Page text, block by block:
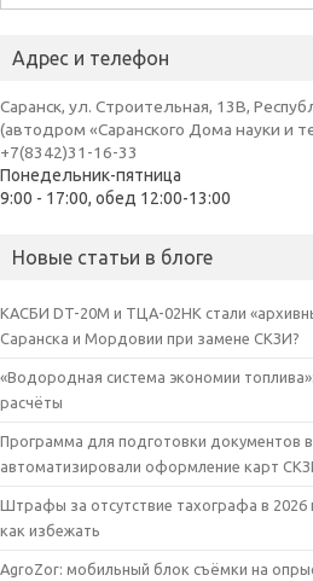
Адрес и телефон
Саранск, ул. Строительная, 13В,
(автодром «Саранского Дома науки и
+7(8342)31-16-33
Понедельник-пятница
9:00 - 17:00, обед 12:00-13:00
Новые статьи в блоге
КАСБИ DT-20M и ТЦА-02НК стали
Саранска и Мордовии при замене СКЗИ?
«Водородная система экономии
расчёты
Программа для подготовки документов
автоматизировали оформление карт
Штрафы за отсутствие тахографа в 2026
как избежать
AgroZor: мобильный блок съёмки на